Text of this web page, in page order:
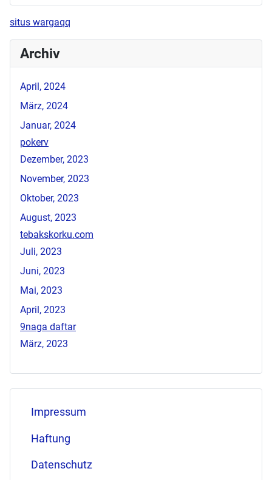
situs wargaqq
Archiv
April, 2024
März, 2024
Januar, 2024
pokerv
Dezember, 2023
November, 2023
Oktober, 2023
August, 2023
tebakskorku.com
Juli, 2023
Juni, 2023
Mai, 2023
April, 2023
9naga daftar
März, 2023
Impressum
Haftung
Datenschutz